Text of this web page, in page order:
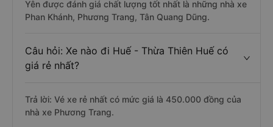
Yên được đánh giá chất lượng tốt nhất là những nhà xe
Phan Khánh, Phương Trang, Tân Quang Dũng.
Câu hỏi: Xe nào đi Huế - Thừa Thiên Huế có
giá rẻ nhất?
Trả lời: Vé xe rẻ nhất có mức giá là 450.000 đồng của
nhà xe Phương Trang.